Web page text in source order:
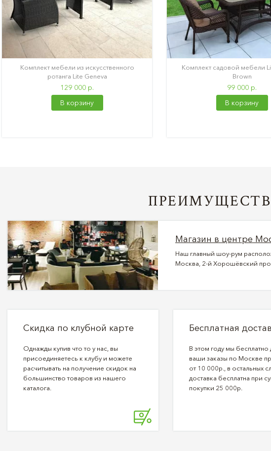
Комплект мебели из искусственного
ротанга Lite Geneva
129 000 р.
В корзину
Комплект садовой мебели
Brown
99 000 р.
В корзину
Магазин в центре
Наш главный шоу-рум
Москва, 2-й Хорошёвский
Скидка по клубной карте
Однажды купив что то у нас, вы
присоединяетесь к клубу и можете
расчитывать на получение скидок на
большинство товаров из нашего
каталога.
Бесплатная
В этом году мы бесплатно
ваши заказы по Москве
от 10 000р., в остальных
доставка бесплатна при
покупки 25 000р.